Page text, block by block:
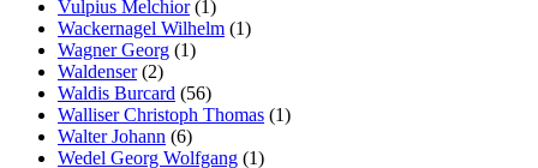
Vulpius Melchior(1)
Wackernagel Wilhelm (1)
Wagner Georg (1)
Waldenser(2)
Waldis Burcard (56)
Walliser Christoph Thomas (1)
Walter Johann (6)
Wedel Georg Wolfgang (1)